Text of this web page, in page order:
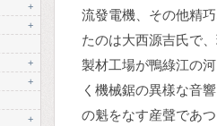
+
+
+
+
+
流發電機、その他精
たのは大西源吉氏で
製材工場が鴨綠江の
く機械鋸の異樣な音
の魁をなす産聲であ